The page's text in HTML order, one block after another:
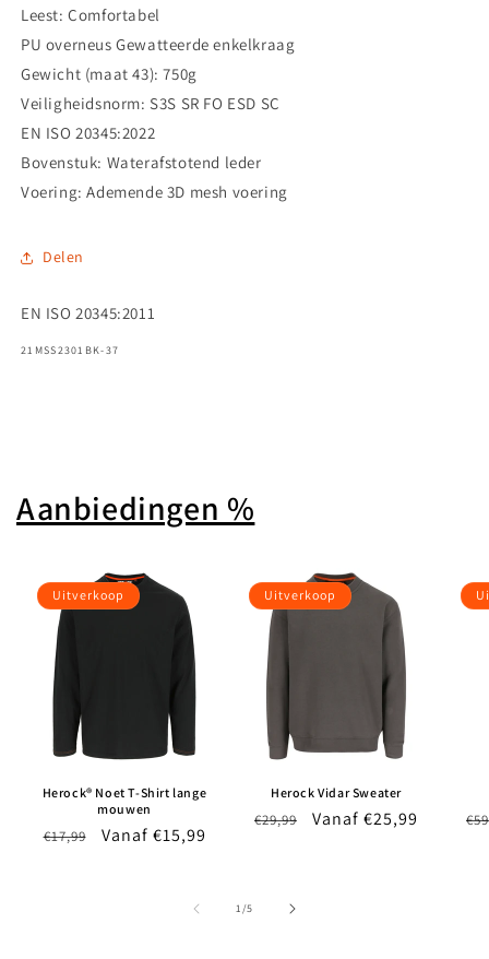
Leest: Comfortabel
PU overneus Gewatteerde enkelkraag
Gewicht (maat 43): 750g
Veiligheidsnorm: S3S SR FO ESD SC
EN ISO 20345:2022
Bovenstuk: Waterafstotend leder
Voering: Ademende 3D mesh voering
Delen
EN ISO 20345:2011
SKU:
21MSS2301BK-37
Aanbiedingen %
Uitverkoop
Herock® Noet T-Shirt lange
mouwen
Normale
€17,99 Aanbiedingsprijs
Vanaf €15,99
Uitverkoop
Herock Vidar Sweater
Normale
€29,99 Aanbiedingsprijs
Vanaf €25,99
1/van
5